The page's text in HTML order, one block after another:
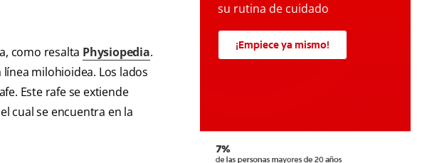
como resalta Physiopedia.
milohioidea. Los lados
Este rafe se extiende
cual se encuentra en la
su rutina de cuidado
¡Empiece ya mismo!